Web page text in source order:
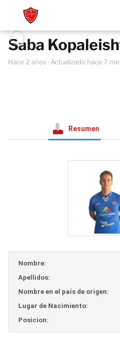
Saba
hace 2 años · Actualizado hace 7
Resumen
Nombre:
Apellidos:
Nombre en el país de origen:
Lugar de Nacimiento:
Posicion: